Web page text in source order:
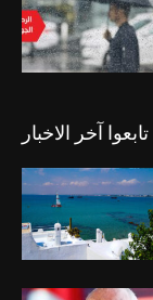
تابعوا آخر الاخبار